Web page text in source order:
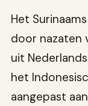
Het
door nazaten
uit
het
aangepast